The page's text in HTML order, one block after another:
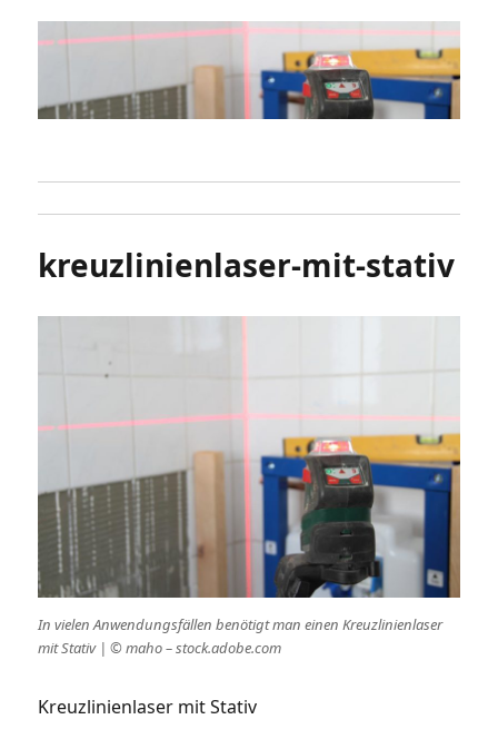
kreuzlinienlaser-mit-stativ
In vielen Anwendungsfällen benötigt man einen Kreuzlinienlaser
mit Stativ | © maho – stock.adobe.com
Kreuzlinienlaser mit Stativ